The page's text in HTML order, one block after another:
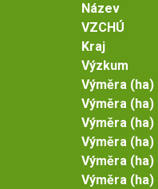
Název
VZCHÚ
Kraj
Výzkum
Výměra
Výměra
Výměra
Výměra
Výměra
Výměra